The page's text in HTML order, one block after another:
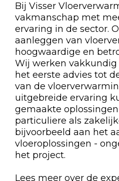
Bij Visser
vakmanschap met
ervaring in de sector.
aanleggen van
hoogwaardige en
Wij werken vakkundig
het eerste advies tot
van de
uitgebreide ervaring
gemaakte
particuliere als
bijvoorbeeld aan het
vloeroplossingen -
het project.
Lees meer over de